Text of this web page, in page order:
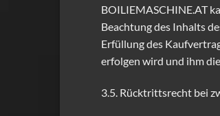
BOILIEMASCHINE.AT
Beachtung des Inhalts
Erfüllung des
erfolgen wird und ihm
3.5. Rücktrittsrecht bei